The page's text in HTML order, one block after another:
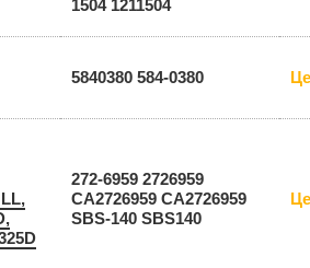
1504 1211504
5840380 584-0380
272-6959 2726959
CA2726959 СА2726959
SBS-140 SBS140